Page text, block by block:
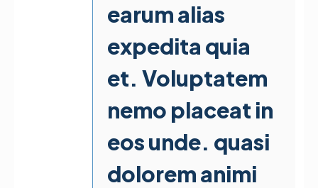
earum alias
expedita quia
et. Voluptatem
nemo placeat in
eos unde. quasi
dolorem animi